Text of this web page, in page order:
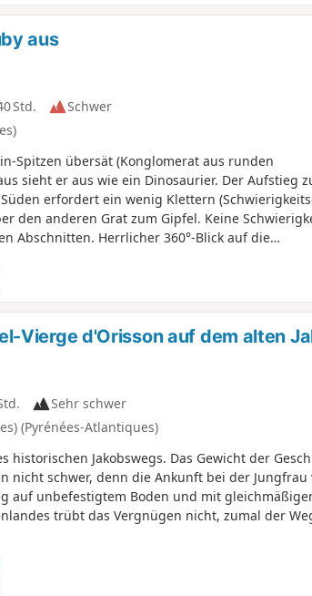
aus
Std.
Schwer
Spitzen übersät (Konglomerat aus runden
sieht er aus wie ein Dinosaurier. Der Aufstieg
erfordert ein wenig Klettern
den anderen Grat zum Gipfel. Keine
Abschnitten. Herrlicher 360°-Blick auf die
Vierge d'Orisson auf dem alten
Sehr schwer
(Pyrénées-Atlantiques)
Jakobswegs. Das Gewicht der
nicht schwer, denn die Ankunft bei der Jungfrau
auf unbefestigtem Boden und mit
trübt das Vergnügen nicht, zumal der